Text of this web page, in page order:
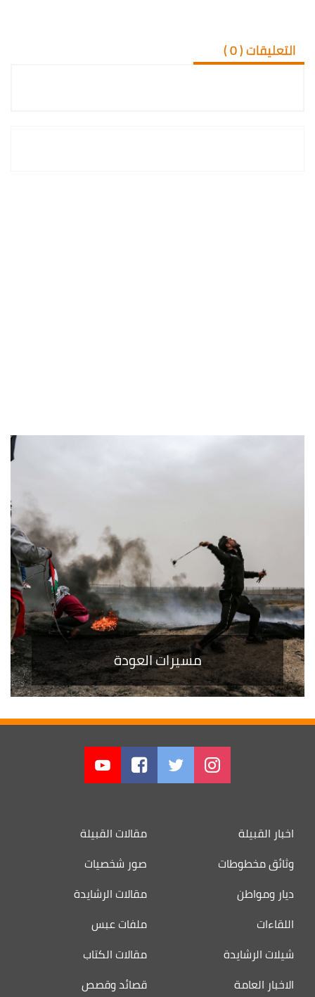
التعليقات (0
)
مسيرات العودة
اخبار القبيلة
مقالات القبيلة
وثائق مخطوطات
صور شخصيات
ديار ومواطن
مقالات الرشايدة
اللقاءات
ملفات عبس
شيلات الرشايدة
مقالات الكتاب
الاخبار العامة
قصائد وقصص